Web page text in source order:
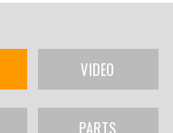
VIDEO
PARTS